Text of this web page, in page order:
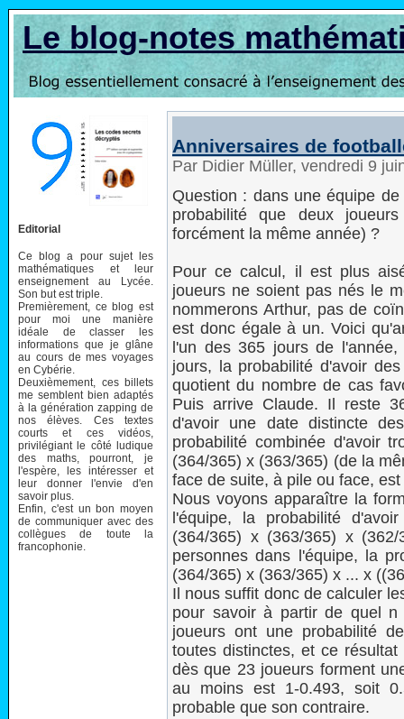
Le blog-notes
Editorial
Ce blog a pour sujet les
mathématiques et leur
enseignement au Lycée.
Son but est triple.
Premièrement, ce blog est
pour moi une manière
idéale de classer les
informations que je glâne
au cours de mes voyages
en Cybérie.
Deuxièmement, ces billets
me semblent bien adaptés
à la génération zapping de
nos élèves. Ces textes
courts et ces vidéos,
privilégiant le côté ludique
des maths, pourront, je
l'espère, les intéresser et
leur donner l'envie d'en
savoir plus.
Enfin, c'est un bon moyen
de communiquer avec des
collègues de toute la
francophonie.
Anniversaires de
Par Didier Müller, vendredi 9
Question : dans une équipe
probabilité que deux
forcément la même année) ?
Pour ce calcul, il est plus
joueurs ne soient pas nés le
nommerons Arthur, pas de
est donc égale à un. Voici
l'un des 365 jours de
jours, la probabilité d'avoir
quotient du nombre de cas
Puis arrive Claude. Il reste
d'avoir une date distincte
probabilité combinée d'avoir
(364/365) x (363/365) (de la
face de suite, à pile ou face,
Nous voyons apparaître la
l'équipe, la probabilité
(364/365) x (363/365) x
personnes dans l'équipe, la
(364/365) x (363/365) x ... x
Il nous suffit donc de calculer
pour savoir à partir de quel n
joueurs ont une probabilité
toutes distinctes, et ce
dès que 23 joueurs forment
au moins est 1-0.493, soit
probable que son contraire.